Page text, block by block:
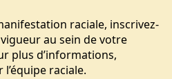
raciale, inscrivez-
au sein de votre
plus d’informations,
l’équipe raciale.